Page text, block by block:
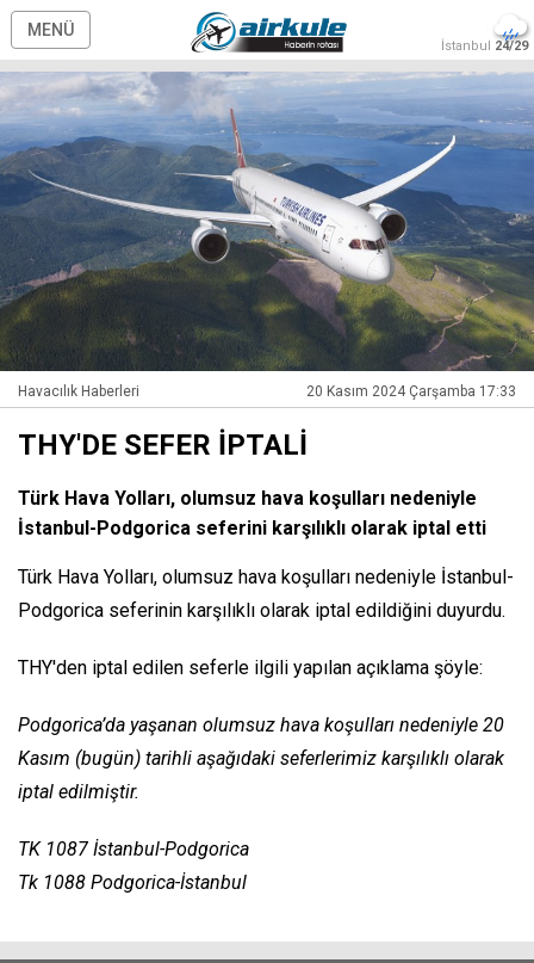
MENÜ
İstanbul 24/29
Havacılık Haberleri 20 Kasım 2024 Çarşamba 17:33
THY'DE SEFER İPTALİ
Türk Hava Yolları, olumsuz hava koşulları nedeniyle
İstanbul-Podgorica seferini karşılıklı olarak iptal etti
Türk Hava Yolları, olumsuz hava koşulları nedeniyle İstanbul-
Podgorica seferinin karşılıklı olarak iptal edildiğini duyurdu.
THY'den iptal edilen seferle ilgili yapılan açıklama şöyle:
Podgorica’da yaşanan olumsuz hava koşulları nedeniyle 20
Kasım (bugün) tarihli aşağıdaki seferlerimiz karşılıklı olarak
iptal edilmiştir.
TK 1087 İstanbul-Podgorica
Tk 1088 Podgorica-İstanbul